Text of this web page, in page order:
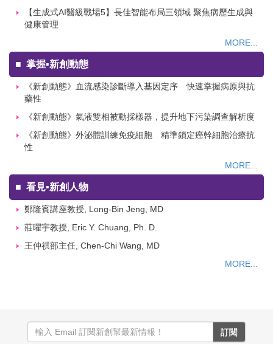
【生成式AI醫級戰場5】長佳智能布局三領域 聚焦病歷生成與
健康管理
MORE...
■ 掌握▪新創動態
《新創動態》血流感染診斷導入基因定序 快速掌握病原與抗
藥性
《新創動態》氣液雙相被動採樣器，提升地下污染調查解析度
《新創動態》外泌體訓練免疫細胞 精準鎖定癌幹細胞治療抗
性
MORE...
■ 看見▪新創人物
鄭隆賓講座教授, Long-Bin Jeng, MD
莊曜宇教授, Eric Y. Chuang, Ph. D.
王仲祺部主任, Chen-Chi Wang, MD
MORE...
訂閱